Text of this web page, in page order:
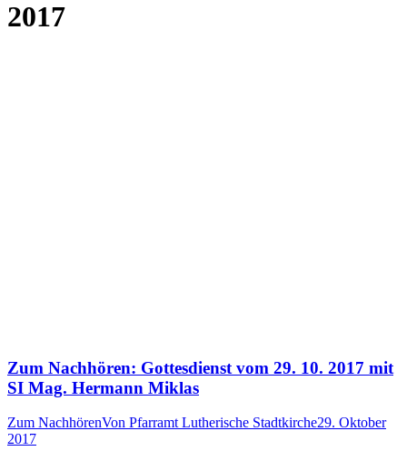
2017
Zum Nachhören: Gottesdienst vom 29. 10. 2017 mit
SI Mag. Hermann Miklas
Zum NachhörenVon Pfarramt Lutherische Stadtkirche29. Oktober
2017